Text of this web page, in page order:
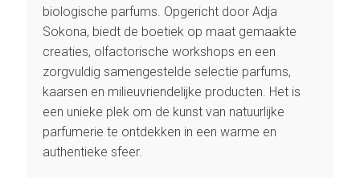
biologische parfums. Opgericht door Adja
Sokona, biedt de boetiek op maat gemaakte
creaties, olfactorische workshops en een
zorgvuldig samengestelde selectie parfums,
kaarsen en milieuvriendelijke producten. Het is
een unieke plek om de kunst van natuurlijke
parfumerie te ontdekken in een warme en
authentieke sfeer.